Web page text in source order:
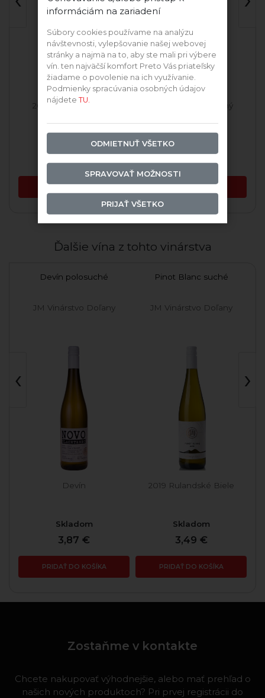
2025 Tramín Červený
Skladom
9,99 €
2025 Tramín Červený
Skladom
9,99 €
Ďalšie vína z tohto vinárstva
Devín polosuché
JM Vinárstvo Doľany
Devín
Skladom
3,87 €
PRIDAŤ DO KOŠÍKA
Pinot Blanc suché
JM Vinárstvo Doľany
2019 Rulandské Biele
Skladom
3,49 €
PRIDAŤ DO KOŠÍKA
‹ ›
Zostaňme v kontakte
Chcete nakupovať výhodnejšie, alebo mať prehľad o
našich nových produktoch? Pri prvej registrácii do
informáciám na zariadení
Súbory cookies používame na analýzu
návštevnosti, vylepšovanie našej webovej
stránky a najmä na to, aby ste mali pri výbere
vín. ten najväčší komfort Preto Vás priateľsky
žiadame o povolenie na ich využívanie.
Podmienky spracúvania osobných údajov
nájdeteTU.
ODMIETNUŤ VŠETKO
SPRAVOVAŤ MOŽNOSTI
PRIJAŤ VŠETKO